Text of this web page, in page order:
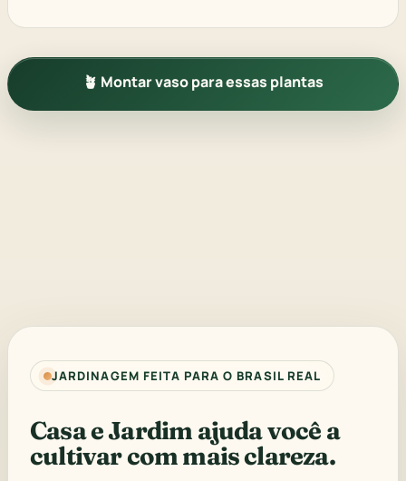
🪴 Montar vaso para essas plantas
JARDINAGEM FEITA PARA O BRASIL REAL
Casa e Jardim ajuda você a
cultivar com mais clareza.